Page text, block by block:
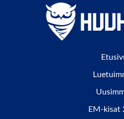
EM-kisat